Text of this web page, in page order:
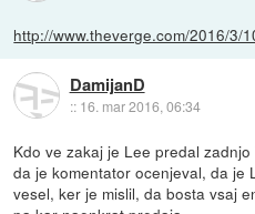
http://www.theverge.com/2016/3/
DamijanD
:: 16. mar 2016, 06:34
Kdo ve zakaj je Lee predal
da je komentator ocenjeval, da je
vesel, ker je mislil, da bosta vsaj